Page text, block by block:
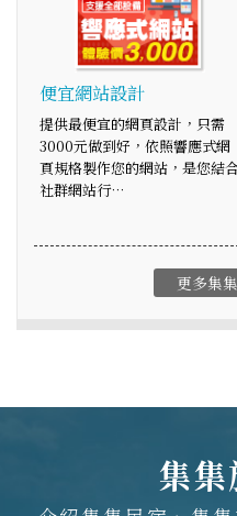
便宜網站設計
提供最便宜的網頁設計，只需
3000元做到好，依照響應式網
頁規格製作您的網站，是您結
社群網站行…
更多集
集